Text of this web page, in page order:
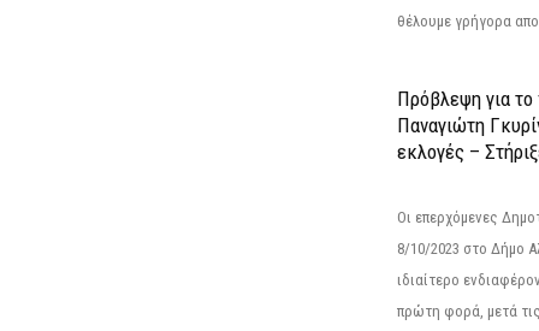
θέλουμε γρήγορα
Πρόβλεψη για
Παναγιώτη
εκλογές –
Οι επερχόμενες
8/10/2023 στο Δήμο
ιδιαίτερο
πρώτη φορά, μετά τις